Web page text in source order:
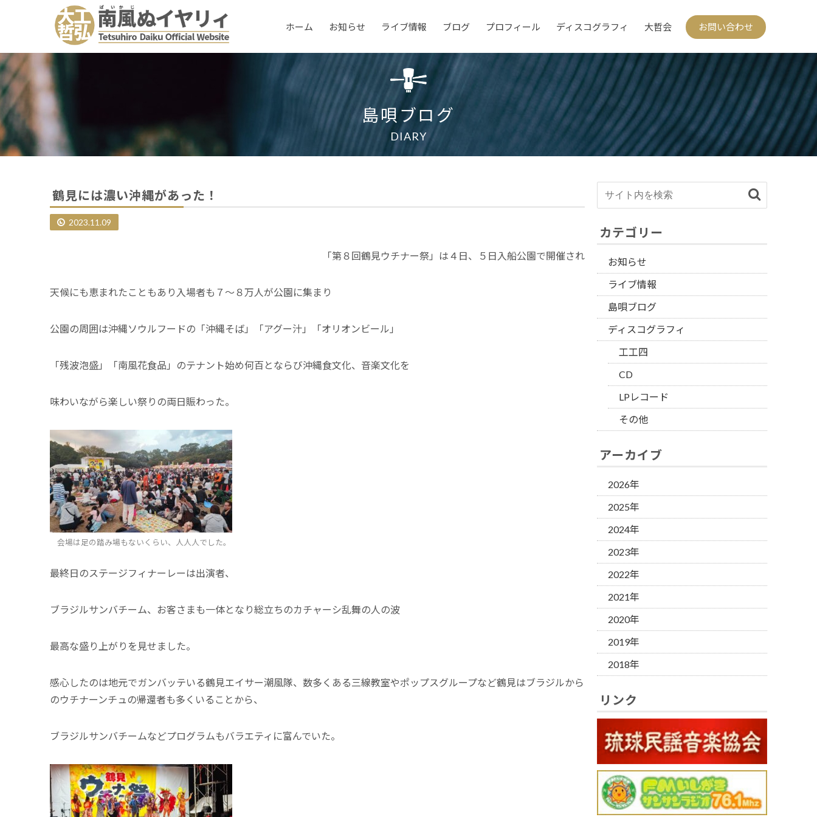
ホーム お知らせ ライブ情報 ブログ プロフィール ディスコグラフィ 大哲会 お問い合わせ
島唄ブログ
DIARY
鶴見には濃い沖縄があった！
2023.11.09
「第８回鶴見ウチナー祭」は４日、５日入船公園で開催され
天候にも恵まれたこともあり入場者も７～８万人が公園に集まり
公園の周囲は沖縄ソウルフードの「沖縄そば」「アグー汁」「オリオンビール」
「残波泡盛」「南風花食品」のテナント始め何百とならび沖縄食文化、音楽文化を
味わいながら楽しい祭りの両日賑わった。
会場は足の踏み場もないくらい、人人人でした。
最終日のステージフィナーレーは出演者、
ブラジルサンバチーム、お客さまも一体となり総立ちのカチャーシ乱舞の人の波
最高な盛り上がりを見せました。
感心したのは地元でガンバッテいる鶴見エイサー潮風隊、数多くある三線教室やポップスグループなど鶴見はブラジルから
のウチナーンチュの帰還者も多くいることから、
ブラジルサンバチームなどプログラムもバラエティに富んでいた。
カテゴリー
お知らせ
ライブ情報
島唄ブログ
ディスコグラフィ
工工四
CD
LPレコード
その他
アーカイブ
2026年
2025年
2024年
2023年
2022年
2021年
2020年
2019年
2018年
リンク